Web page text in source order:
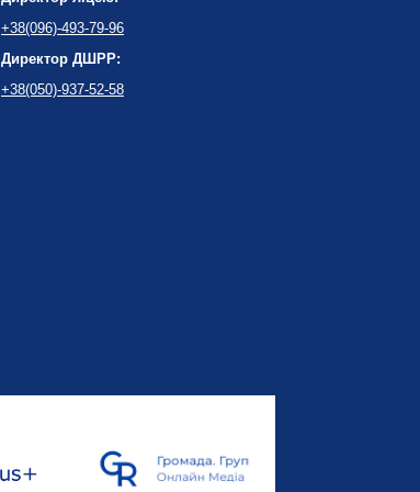
+38(096)-493-79-96
Директор ДШРР:
+38(050)-937-52-58